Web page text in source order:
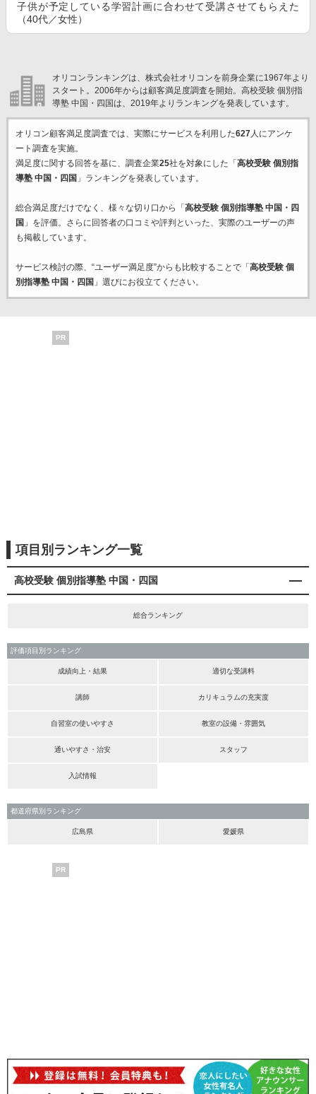
子供が予定している学習計画に合わせて受講させてもらえた
（40代／女性）
オリコンランキングは、株式会社オリコンを前身企業に1967年より
スタート。2006年からは顧客満足度調査を開始。高校受験 個別指
導塾 中国・四国は、2019年よりランキングを発表しています。
オリコン顧客満足度調査では、実際にサービスを利用した627人にアンケ
ート調査を実施。
満足度に関する回答を基に、調査企業25社を対象にした「 高校受験 個別指
導塾 中国・四国 」ランキングを発表しています。
総合満足度だけでなく、様々な切り口から「 高校受験 個別指導塾 中国・四
国 」を評価。さらに回答者の口コミや評判といった、実際のユーザーの声
も掲載しています。
サービス検討の際、“ユーザー満足度”からも比較することで「 高校受験 個
別指導塾 中国・四国 」選びにお役立てください。
PR
項目別ランキング一覧
高校受験 個別指導塾 中国・四国
総合ランキング
評価項目別ランキング
成績向上・結果 適切な受講料
講師 カリキュラムの充実度
自習室の使いやすさ 教室の設備・雰囲気
通いやすさ・治安 スタッフ
入試情報
都道府県別ランキング
広島県 愛媛県
PR